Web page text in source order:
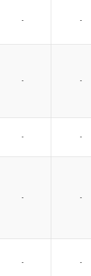
- -
- -
- -
- -
- -